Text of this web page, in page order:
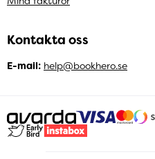
Kontakta oss
E-mail: help@bookhero.se